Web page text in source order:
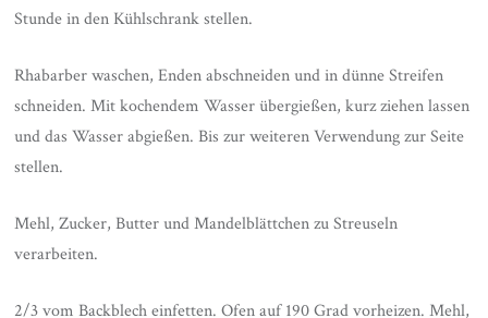
Stunde in den Kühlschrank stellen.
Rhabarber waschen, Enden abschneiden und in dünne Streifen
schneiden. Mit kochendem Wasser übergießen, kurz ziehen lassen
und das Wasser abgießen. Bis zur weiteren Verwendung zur Seite
stellen.
Mehl, Zucker, Butter und Mandelblättchen zu Streuseln
verarbeiten.
2/3 vom Backblech einfetten. Ofen auf 190 Grad vorheizen. Mehl,